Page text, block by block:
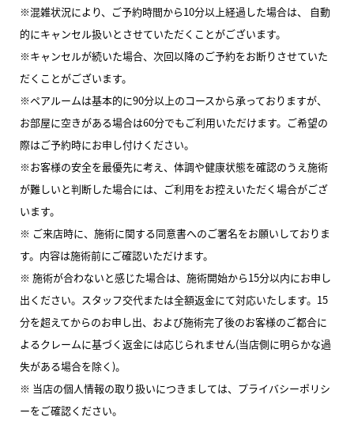
※混雑状況により、ご予約時間から10分以上経過した場合は、 自動
的にキャンセル扱いとさせていただくことがございます。
※キャンセルが続いた場合、次回以降のご予約をお断りさせていた
だくことがございます。
※ペアルームは基本的に90分以上のコースから承っておりますが、
お部屋に空きがある場合は60分でもご利用いただけます。ご希望の
際はご予約時にお申し付けください。
※お客様の安全を最優先に考え、体調や健康状態を確認のうえ施術
が難しいと判断した場合には、ご利用をお控えいただく場合がござ
います。
※ ご来店時に、施術に関する同意書へのご署名をお願いしておりま
す。内容は施術前にご確認いただけます。
※ 施術が合わないと感じた場合は、施術開始から15分以内にお申し
出ください。スタッフ交代または全額返金にて対応いたします。15
分を超えてからのお申し出、および施術完了後のお客様のご都合に
よるクレームに基づく返金には応じられません(当店側に明らかな過
失がある場合を除く)。
※ 当店の個人情報の取り扱いにつきましては、プライバシーポリシ
ーをご確認ください。